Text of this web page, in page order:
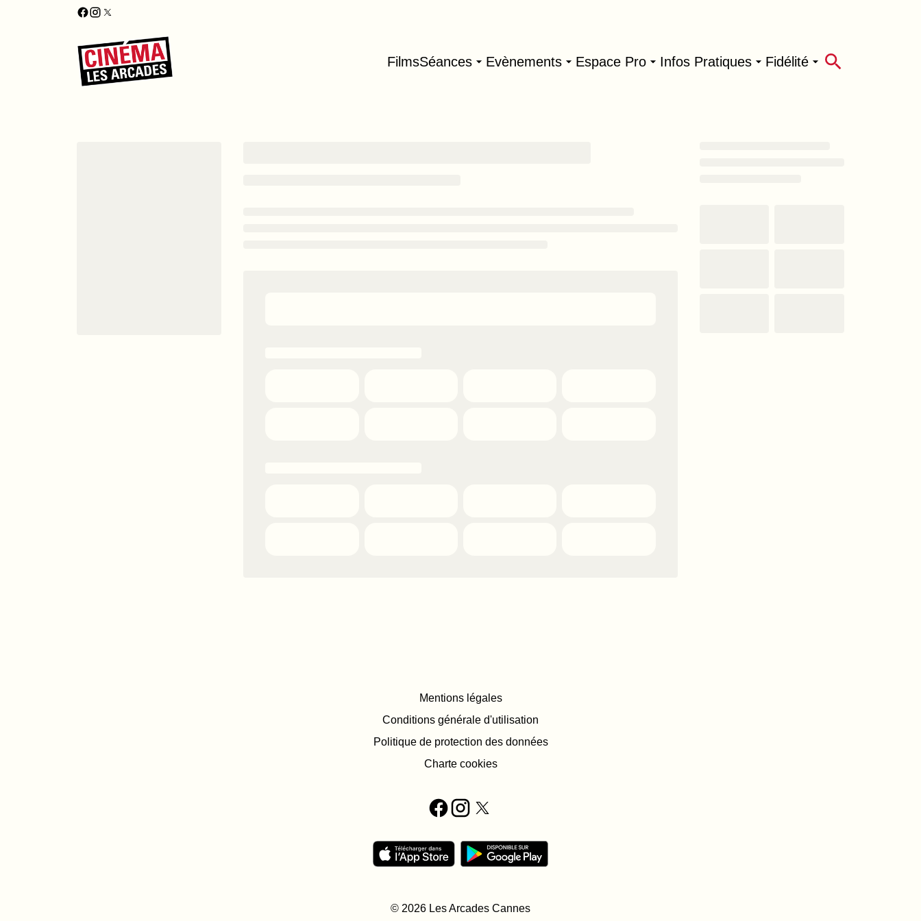
FilmsSéances Evènements Espace Pro Infos Pratiques Fidélité
Mentions légales
Conditions générale d'utilisation
Politique de protection des données
Charte cookies
© 2026 Les Arcades Cannes